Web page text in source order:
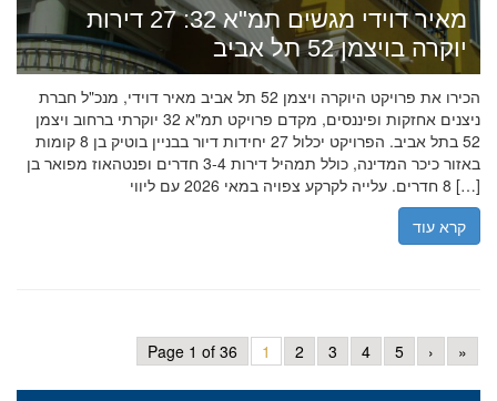
מאיר דוידי מגשים תמ"א 32: 27 דירות
יוקרה בויצמן 52 תל אביב
הכירו את פרויקט היוקרה ויצמן 52 תל אביב מאיר דוידי, מנכ"ל חברת
ניצנים אחזקות ופיננסים, מקדם פרויקט תמ"א 32 יוקרתי ברחוב ויצמן
52 בתל אביב. הפרויקט יכלול 27 יחידות דיור בבניין בוטיק בן 8 קומות
באזור כיכר המדינה, כולל תמהיל דירות 3-4 חדרים ופנטהאוז מפואר בן
8 חדרים. עלייה לקרקע צפויה במאי 2026 עם ליווי […]
קרא עוד
Page 1 of 36 1 2 3 4 5 › »